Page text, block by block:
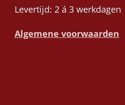
Levertijd: 2 á 3 werkdagen
Algemene voorwaarden